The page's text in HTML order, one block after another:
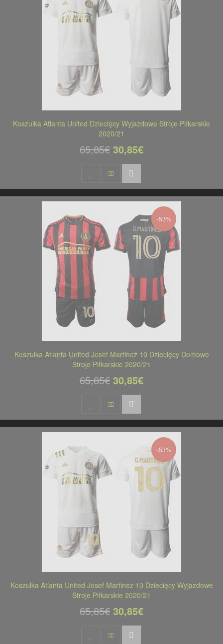
Koszulka Atlanta United Dziecięcy Wyjazdowe Stroje Piłkarskie
2020/21
65,85€ 30,85€
-53%
Koszulka Atlanta United Josef Martinez 10 Dziecięcy Domowe
Stroje Piłkarskie 2020/21
65,85€ 30,85€
-53%
Koszulka Atlanta United Josef Martinez 10 Dziecięcy Wyjazdowe
Stroje Piłkarskie 2020/21
65,85€ 30,85€